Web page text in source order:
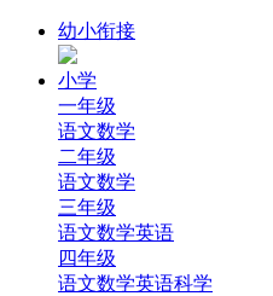
幼小衔接
小学
一年级
语文数学
二年级
语文数学
三年级
语文数学英语
四年级
语文数学英语科学